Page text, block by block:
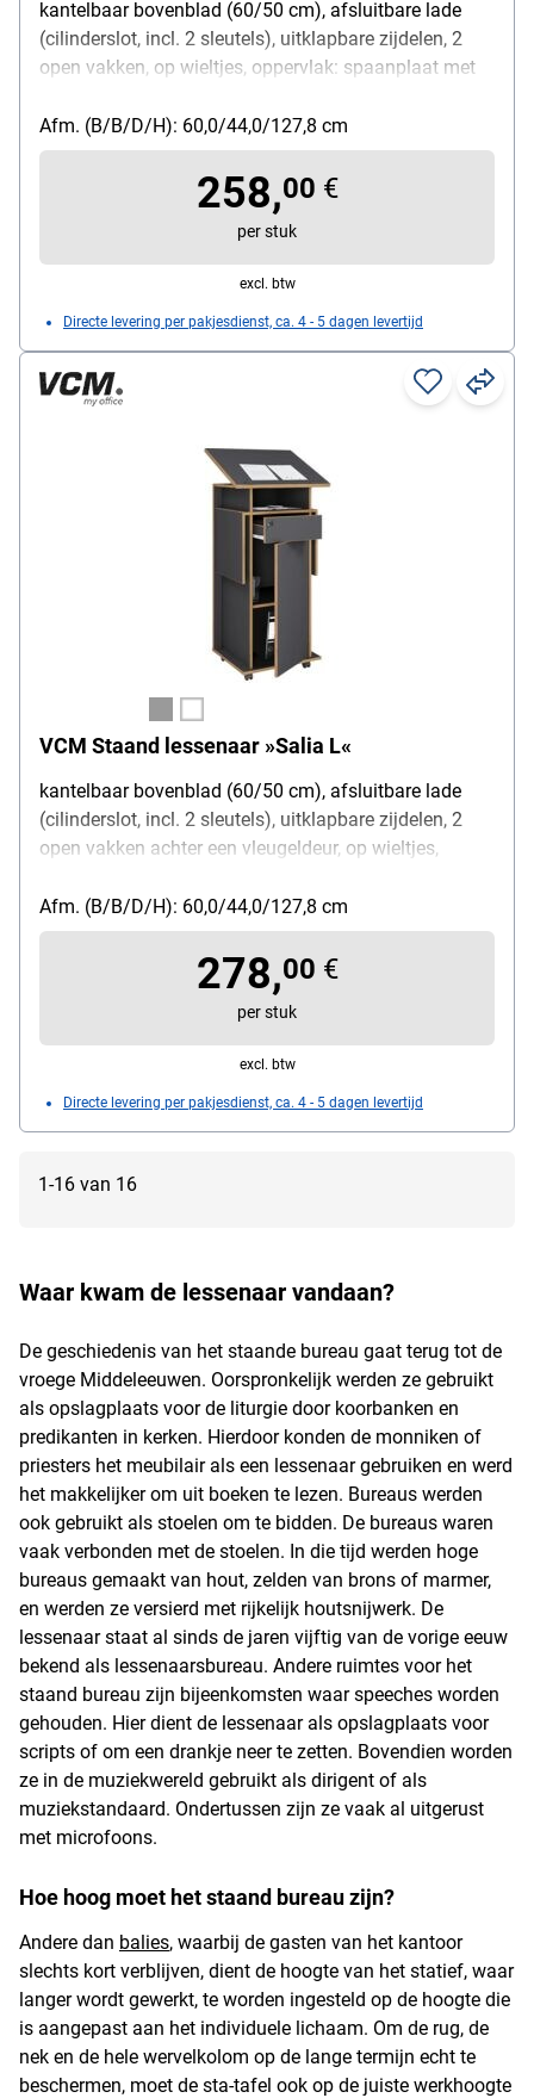
kantelbaar bovenblad (60/50 cm), afsluitbare lade
(cilinderslot, incl. 2 sleutels), uitklapbare zijdelen, 2
open vakken, op wieltjes, oppervlak: spaanplaat met
123/44/107-128 cm
Afm. (B/B/D/H): 60,0/44,0/127,8 cm
258,00 €
per stuk
excl. btw
Directe levering per pakjesdienst, ca. 4 - 5 dagen levertijd
VCM Staand lessenaar »Salia L«
kantelbaar bovenblad (60/50 cm), afsluitbare lade
(cilinderslot, incl. 2 sleutels), uitklapbare zijdelen, 2
open vakken achter een vleugeldeur, op wieltjes,
(B/D/H) 60-123/44/107-128 cm
Afm. (B/B/D/H): 60,0/44,0/127,8 cm
278,00 €
per stuk
excl. btw
Directe levering per pakjesdienst, ca. 4 - 5 dagen levertijd
1-16 van 16
Waar kwam de lessenaar vandaan?
De geschiedenis van het staande bureau gaat terug tot de
vroege Middeleeuwen. Oorspronkelijk werden ze gebruikt
als opslagplaats voor de liturgie door koorbanken en
predikanten in kerken. Hierdoor konden de monniken of
priesters het meubilair als een lessenaar gebruiken en werd
het makkelijker om uit boeken te lezen. Bureaus werden
ook gebruikt als stoelen om te bidden. De bureaus waren
vaak verbonden met de stoelen. In die tijd werden hoge
bureaus gemaakt van hout, zelden van brons of marmer,
en werden ze versierd met rijkelijk houtsnijwerk. De
lessenaar staat al sinds de jaren vijftig van de vorige eeuw
bekend als lessenaarsbureau. Andere ruimtes voor het
staand bureau zijn bijeenkomsten waar speeches worden
gehouden. Hier dient de lessenaar als opslagplaats voor
scripts of om een drankje neer te zetten. Bovendien worden
ze in de muziekwereld gebruikt als dirigent of als
muziekstandaard. Ondertussen zijn ze vaak al uitgerust
met microfoons.
Hoe hoog moet het staand bureau zijn?
Andere dan balies, waarbij de gasten van het kantoor
slechts kort verblijven, dient de hoogte van het statief, waar
langer wordt gewerkt, te worden ingesteld op de hoogte die
is aangepast aan het individuele lichaam. Om de rug, de
nek en de hele wervelkolom op de lange termijn echt te
beschermen, moet de sta-tafel ook op de juiste werkhoogte